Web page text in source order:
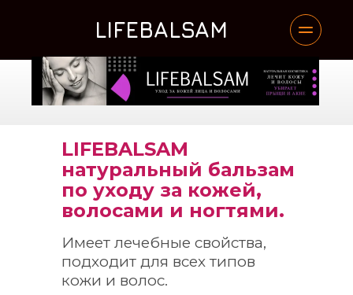
LIFEBALSAM
LIFEBALSAM
натуральный бальзам
по уходу за кожей,
волосами и ногтями.
Имеет лечебные свойства,
подходит для всех типов
кожи и волос.